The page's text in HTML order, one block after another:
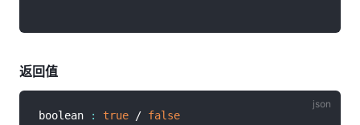
返回值
boolean : true / false